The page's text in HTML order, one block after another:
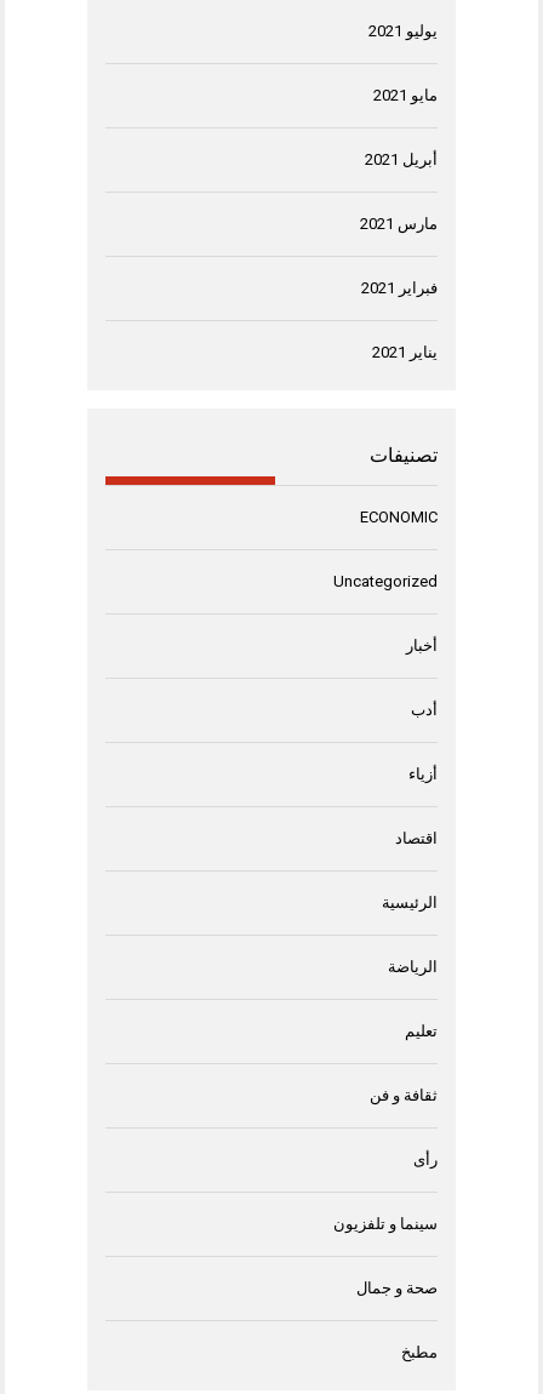
يوليو 2021
مايو 2021
أبريل 2021
مارس 2021
فبراير 2021
يناير 2021
تصنيفات
ECONOMIC
Uncategorized
أخبار
أدب
أزياء
اقتصاد
الرئيسية
الرياضة
تعليم
ثقافة و فن
رأى
سينما و تلفزيون
صحة و جمال
مطبخ